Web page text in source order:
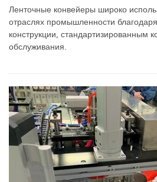
Ленточные конвейеры широко
отраслях промышленности
конструкции, стандартизированным
обслуживания.